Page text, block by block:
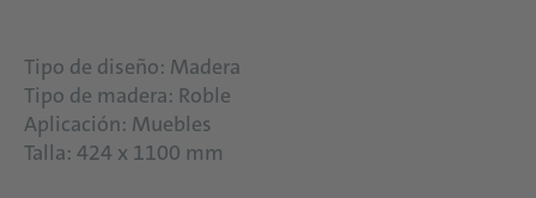
Tipo de diseño: Madera
Tipo de madera: Roble
Aplicación: Muebles
Talla: 424 x 1100 mm